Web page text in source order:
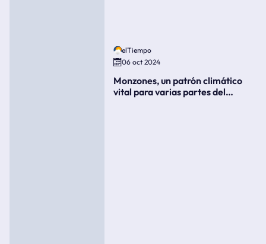
elTiempo
06 oct 2024
Monzones, un patrón climático
vital para varias partes del